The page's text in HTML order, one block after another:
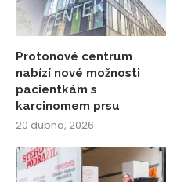
Protonové centrum
nabízí nové možnosti
pacientkám s
karcinomem prsu
20 dubna, 2026